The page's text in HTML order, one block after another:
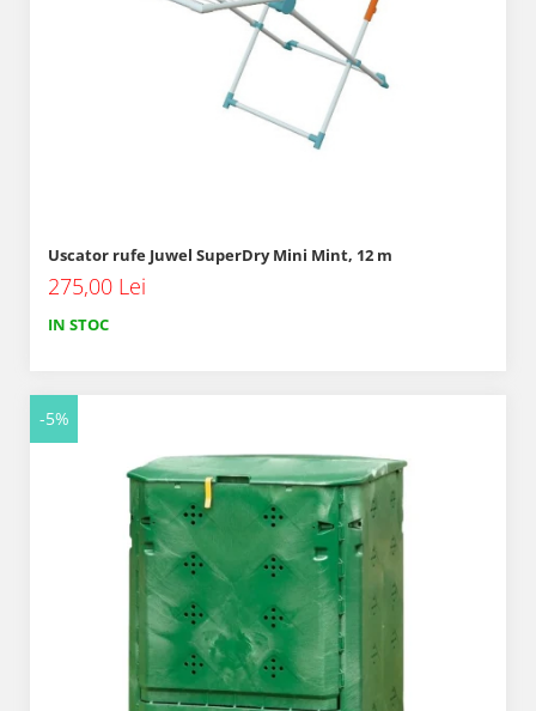
Uscator rufe Juwel SuperDry Mini Mint, 12 m
275,00 Lei
IN STOC
-5%